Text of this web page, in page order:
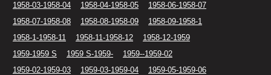
1958-03-1958-04
1958-04-1958-05
1958-06-1958-07
1958-07-1958-08
1958-08-1958-09
1958-09-1958-1
1958-1-1958-11
1958-11-1958-12
1958-12-1959
1959-1959 S
1959 S-1959-
1959--1959-02
1959-02-1959-03
1959-03-1959-04
1959-05-1959-06